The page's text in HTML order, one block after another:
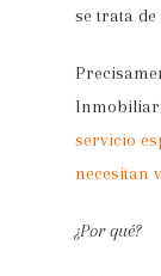
se trata
servicio
necesitan
¿Por qué?